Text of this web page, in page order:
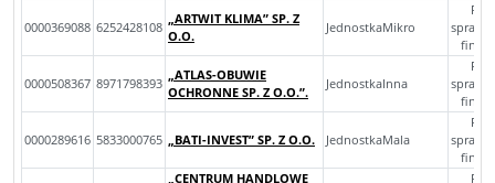
0000369088 6252428108
„ARTWIT KLIMA” SP. Z
O.O.
JednostkaMikro
0000508367 8971798393
„ATLAS-OBUWIE
OCHRONNE SP. Z O.O.”.
JednostkaInna
0000289616 5833000765 „BATI-INVEST” SP. Z O.O. JednostkaMala
„CENTRUM HANDLOWE